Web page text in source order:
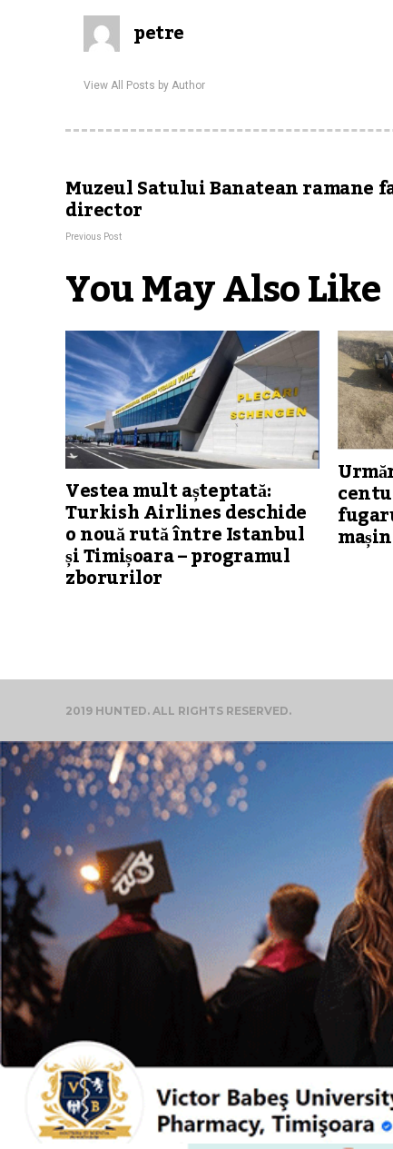
petre
View All Posts by Author
Muzeul Satului Banatean ramane
director
Previous Post
You May Also Like
Vestea mult așteptată:
Turkish Airlines deschide
o nouă rută între Istanbul
și Timișoara – programul
zborurilor
2019 HUNTED. ALL RIGHTS RESERVED.